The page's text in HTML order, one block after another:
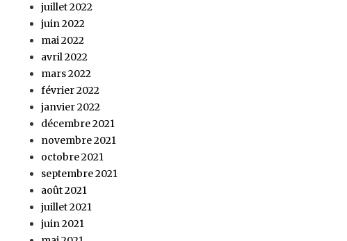
juillet 2022
juin 2022
mai 2022
avril 2022
mars 2022
février 2022
janvier 2022
décembre 2021
novembre 2021
octobre 2021
septembre 2021
août 2021
juillet 2021
juin 2021